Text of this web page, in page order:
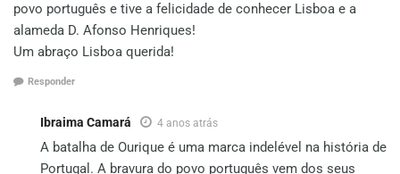
povo português e tive a felicidade de conhecer Lisboa e a
alameda D. Afonso Henriques!
Um abraço Lisboa querida!
Responder
Ibraima Camará 4 anos atrás
A batalha de Ourique é uma marca indelével na história de
Portugal. A bravura do povo português vem dos seus